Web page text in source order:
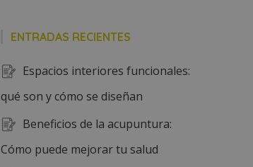
ENTRADAS RECIENTES
Espacios interiores funcionales:
qué son y cómo se diseñan
Beneficios de la acupuntura:
Cómo puede mejorar tu salud